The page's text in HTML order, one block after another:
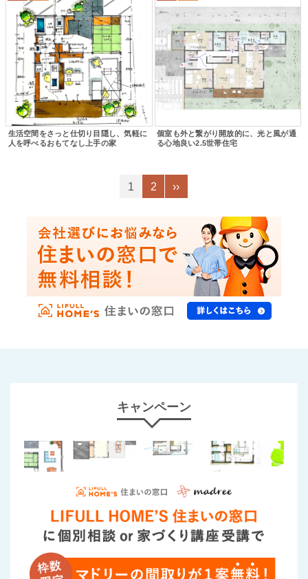
生活空間をさっと仕切り目隠し、気軽に
人を呼べるおもてなし上手の家
個室も外と繋がり開放的に、光と風が通
る心地良い2.5世帯住宅
1 2 ››
キャンペーン